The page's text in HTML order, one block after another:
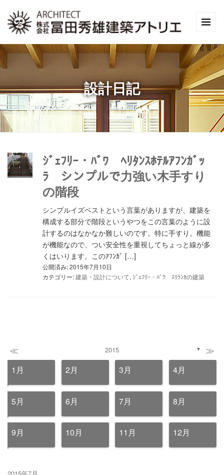
設計日記
ｼﾞｪﾌﾘｰ・ﾊﾞﾜ ﾍﾘﾀﾝｽﾎﾃﾙｱﾌﾝｶﾞｯ
ﾗ シンプルで力強い木手すり
の階段
シンプルイズベストという言葉がありますが、建築を
構成する部分で階段というやつをこの言葉のように設
計するのはなかなか難しいのです。特に手すり。機能
が機能なので、つい安全性を重視してちょっと線が多
くはいります。このｱﾌﾝｶﾞ […]
公開済み: 2015年7月10日
カテゴリー:建築・設計について, ｼﾞｪﾌﾘｰ・ﾊﾞﾜ ｽﾘﾗﾝｶの建築
≪ 2015 ▼ ≫
1月 2月 3月 4月
5月 6月 7月 8月
9月 10月 11月 12月
2015年7月